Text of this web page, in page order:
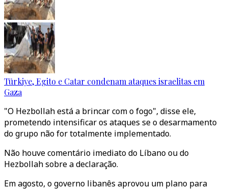
Türkiye, Egito e Catar condenam ataques israelitas em
Gaza
"O Hezbollah está a brincar com o fogo", disse ele,
prometendo intensificar os ataques se o desarmamento
do grupo não for totalmente implementado.
Não houve comentário imediato do Líbano ou do
Hezbollah sobre a declaração.
Em agosto, o governo libanês aprovou um plano para